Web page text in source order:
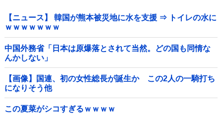
【ニュース】 韓国が熊本被災地に水を支援 ⇒ トイレの水に
ｗｗｗｗｗｗｗ
中国外務省「日本は原爆落とされて当然。どの国も同情な
んかしない」
【画像】国連、初の女性総長が誕生か この2人の一騎打ち
になりそう他
この夏菜がシコすぎるｗｗｗｗ